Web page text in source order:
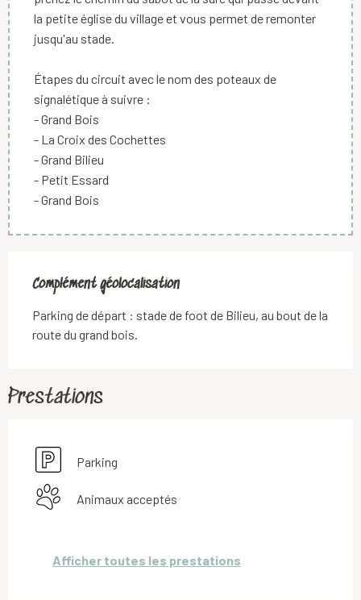
la petite église du village et vous permet de remonter
jusqu'au stade.
Étapes du circuit avec le nom des poteaux de
signalétique à suivre :
- Grand Bois
- La Croix des Cochettes
- Grand Bilieu
- Petit Essard
- Grand Bois
Complément géolocalisation
Complément géolocalisation
Parking de départ : stade de foot de Bilieu, au bout de la
route du grand bois.
Prestations
Parking
Animaux acceptés
Afficher toutes les prestations